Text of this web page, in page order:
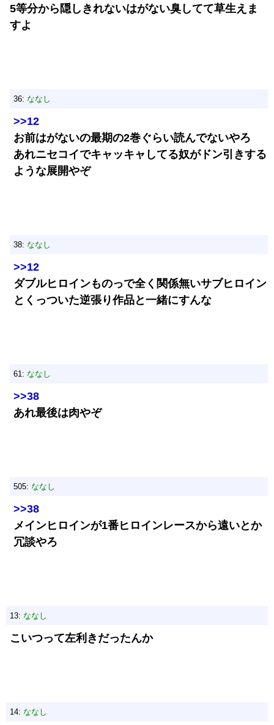
5等分から隠しきれないはがない臭してて草生えま
すよ
36: ななし
>>12
お前はがないの最期の2巻ぐらい読んでないやろ
あれニセコイでキャッキャしてる奴がドン引きする
ような展開やぞ
38: ななし
>>12
ダブルヒロインものっで全く関係無いサブヒロイン
とくっついた逆張り作品と一緒にすんな
61: ななし
>>38
あれ最後は肉やぞ
505: ななし
>>38
メインヒロインが1番ヒロインレースから遠いとか
冗談やろ
13: ななし
こいつって左利きだったんか
14: ななし